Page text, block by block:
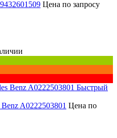
Цена по запросу
Быстрый
A0222503801 Цена по